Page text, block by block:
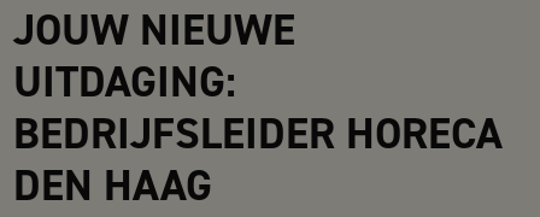
JOUW NIEUWE
UITDAGING:
BEDRIJFSLEIDER HORECA
DEN HAAG